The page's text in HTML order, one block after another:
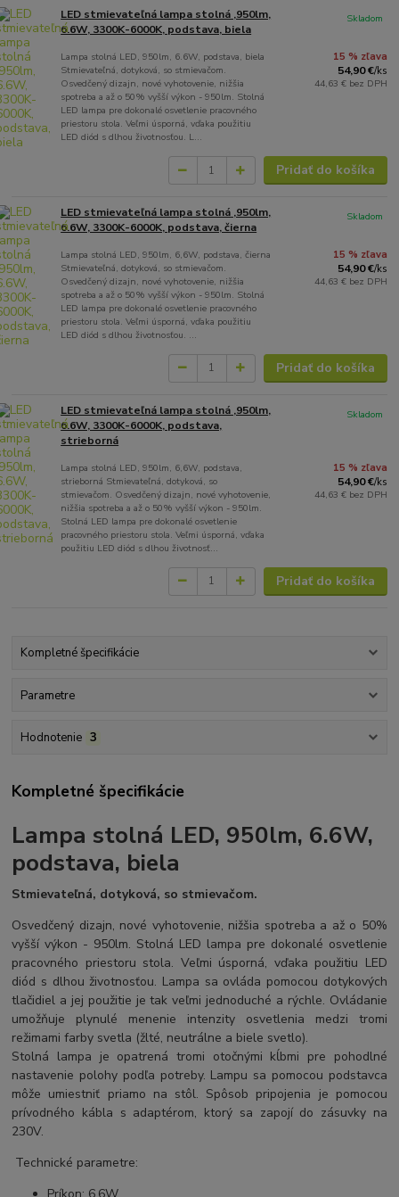
LED stmievateľná lampa stolná ,950lm,
6.6W, 3300K-6000K, podstava, biela
Lampa stolná LED, 950lm, 6.6W, podstava, biela
Stmievateľná, dotyková, so stmievačom.
Osvedčený dizajn, nové vyhotovenie, nižšia
spotreba a až o 50% vyšší výkon - 950lm. Stolná
LED lampa pre dokonalé osvetlenie pracovného
priestoru stola. Veľmi úsporná, vďaka použitiu
LED diód s dlhou životnosťou. L...
15 % zľava
54,90 €/ks
44,63 € bez DPH
Skladom
Pridať do košíka
LED stmievateľná lampa stolná ,950lm,
6.6W, 3300K-6000K, podstava, čierna
Lampa stolná LED, 950lm, 6,6W, podstava, čierna
Stmievateľná, dotyková, so stmievačom.
Osvedčený dizajn, nové vyhotovenie, nižšia
spotreba a až o 50% vyšší výkon - 950lm. Stolná
LED lampa pre dokonalé osvetlenie pracovného
priestoru stola. Veľmi úsporná, vďaka použitiu
LED diód s dlhou životnosťou. ...
15 % zľava
54,90 €/ks
44,63 € bez DPH
Skladom
Pridať do košíka
LED stmievateľná lampa stolná ,950lm,
6.6W, 3300K-6000K, podstava,
strieborná
Lampa stolná LED, 950lm, 6,6W, podstava,
strieborná Stmievateľná, dotyková, so
stmievačom. Osvedčený dizajn, nové vyhotovenie,
nižšia spotreba a až o 50% vyšší výkon - 950lm.
Stolná LED lampa pre dokonalé osvetlenie
pracovného priestoru stola. Veľmi úsporná, vďaka
použitiu LED diód s dlhou životnosť...
15 % zľava
54,90 €/ks
44,63 € bez DPH
Skladom
Pridať do košíka
Kompletné špecifikácie
Parametre
Hodnotenie 3
Kompletné špecifikácie
Lampa stolná LED, 950lm, 6.6W,
podstava, biela
Stmievateľná, dotyková, so stmievačom.
Osvedčený dizajn, nové vyhotovenie, nižšia spotreba a až o 50%
vyšší výkon - 950lm. Stolná LED lampa pre dokonalé osvetlenie
pracovného priestoru stola. Veľmi úsporná, vďaka použitiu LED
diód s dlhou životnosťou. Lampa sa ovláda pomocou dotykových
tlačidiel a jej použitie je tak veľmi jednoduché a rýchle. Ovládanie
umožňuje plynulé menenie intenzity osvetlenia medzi tromi
režimami farby svetla (žlté, neutrálne a biele svetlo).
Stolná lampa je opatrená tromi otočnými kĺbmi pre pohodlné
nastavenie polohy podľa potreby. Lampu sa pomocou podstavca
môže umiestniť priamo na stôl. Spôsob pripojenia je pomocou
prívodného kábla s adaptérom, ktorý sa zapojí do zásuvky na
230V.
Technické parametre: